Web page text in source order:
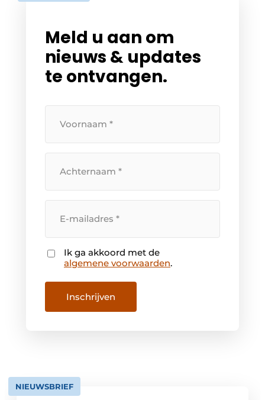
Duurzaamheid & Innovatie
Fundering
Sloop & Recycling
Bouwtransport
Meld u aan om
nieuws & updates
te ontvangen.
voornaam
achternaam
mailadres
Instemming
Ik ga akkoord met de
algemene voorwaarden.
Inschrijven
NIEUWSBRIEF